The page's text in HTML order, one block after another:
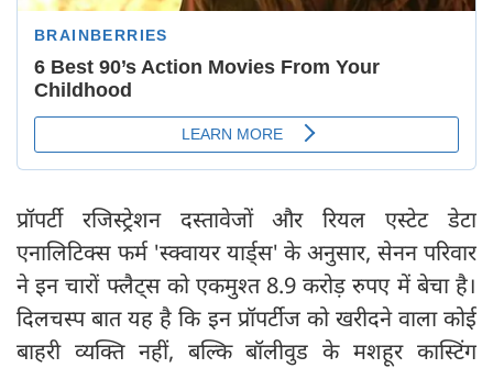
प्रॉपर्टी रजिस्ट्रेशन दस्तावेजों और रियल एस्टेट डेटा
एनालिटिक्स फर्म 'स्क्वायर यार्ड्स' के अनुसार, सेनन परिवार
ने इन चारों फ्लैट्स को एकमुश्त 8.9 करोड़ रुपए में बेचा है।
दिलचस्प बात यह है कि इन प्रॉपर्टीज को खरीदने वाला कोई
बाहरी व्यक्ति नहीं, बल्कि बॉलीवुड के मशहूर कास्टिंग